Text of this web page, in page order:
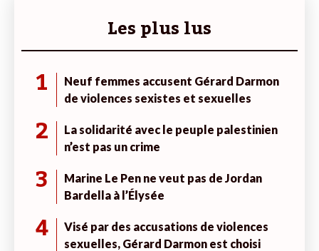
Les plus lus
1
Neuf femmes accusent Gérard Darmon
de violences sexistes et sexuelles
2
La solidarité avec le peuple palestinien
n’est pas un crime
3
Marine Le Pen ne veut pas de Jordan
Bardella à l’Élysée
4
Visé par des accusations de violences
sexuelles, Gérard Darmon est choisi